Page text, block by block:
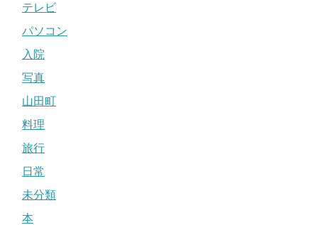
テレビ
パソコン
入院
写真
山田町
料理
旅行
日常
未分類
本